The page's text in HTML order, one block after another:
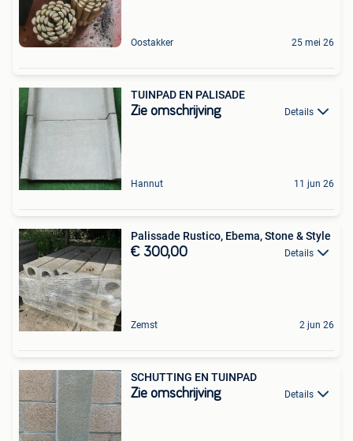
Oostakker 25 mei 26
TUINPAD EN PALISADE
Zie omschrijving Details
Hannut 11 jun 26
Palissade Rustico, Ebema, Stone & Style
€ 300,00 Details
Zemst 2 jun 26
SCHUTTING EN TUINPAD
Zie omschrijving Details